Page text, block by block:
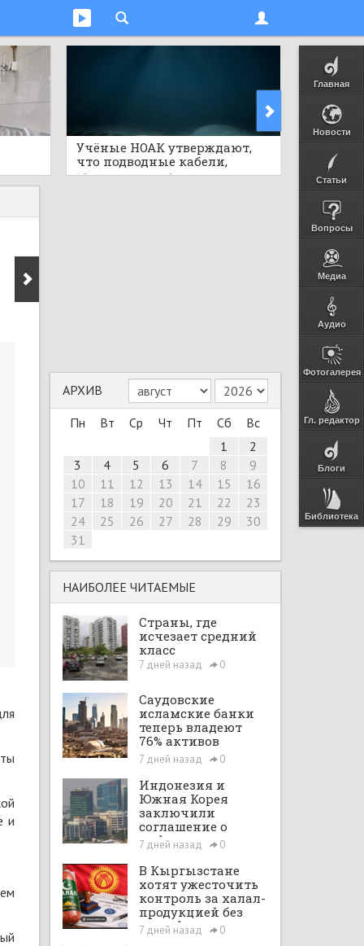
Главная
Новости
Статьи
Вопросы
Медиа
Аудио
Фотогалерея
Гл. редактор
Блоги
Библиотека
Учёные НОАК утверждают,
что подводные кабели,
несущие 99% глобальных
19 часов назад 0 22 часа
и
АРХИВ
Пн
Вт Ср Чт Пт Сб
Вс
1
2
3
4 5 6 7 8
9
10
11 12 13 14 15
16
17
18 19 20 21 22
23
24
25 26 27 28 29
30
31
НАИБОЛЕЕ ЧИТАЕМЫЕ
Страны, где
исчезает средний
класс
7 дней назад 0
Саудовские
исламские банки
теперь владеют
76% активов
сектора,
показывает S&P
7 дней назад 0
Индонезия и
Южная Корея
заключили
соглашение о
цифровом
халяльном
торговом
партнёрстве
7 дней назад 0
В Кыргызстане
хотят ужесточить
контроль за халал-
продукцией без
сертификатов
7 дней назад 0